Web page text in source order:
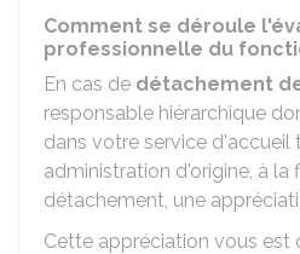
Comment se déroule
professionnelle du
En cas de détachement
responsable hiérarchique
dans votre service d'accueil
administration d'origine, à la
détachement, une
Cette appréciation vous est